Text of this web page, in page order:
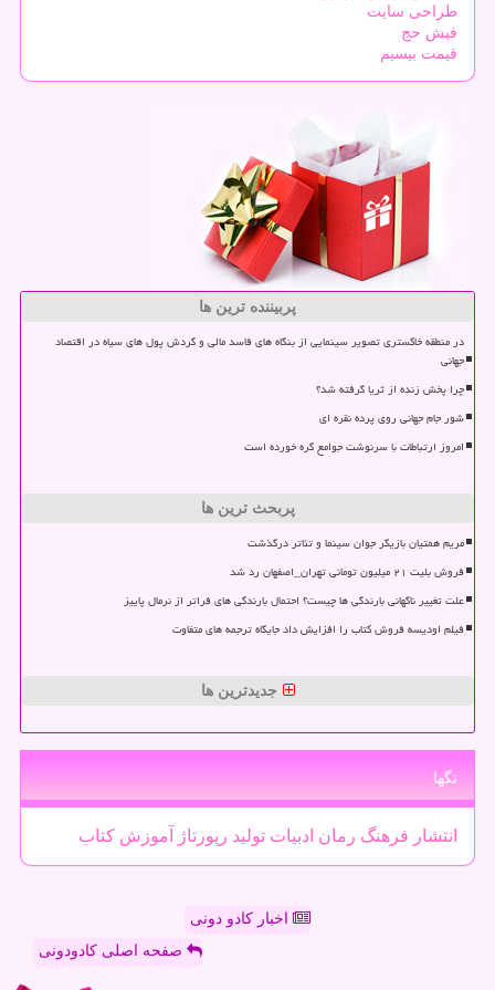
طراحی سایت
فیش حج
قیمت بیسیم
پربیننده ترین ها
در منطقه خاکستری تصویر سینمایی از بنگاه های فاسد مالی و گردش پول های سیاه در اقتصاد
جهانی
چرا پخش زنده از ثریا گرفته شد؟
شور جام جهانی روی پرده نقره ای
امروز ارتباطات با سرنوشت جوامع گره خورده است
پربحث ترین ها
مریم همتیان بازیگر جوان سینما و تئاتر درگذشت
فروش بلیت ۲۱ میلیون تومانی تهران_اصفهان رد شد
علت تغییر ناگهانی بارندگی ها چیست؟ احتمال بارندگی های فراتر از نرمال پاییز
فیلم اودیسه فروش کتاب را افزایش داد جایگاه ترجمه های متفاوت
جدیدترین ها
تگها
انتشار فرهنگ رمان ادبیات تولید رپورتاژ آموزش كتاب
اخبار کادو دونی
صفحه اصلی کادودونی